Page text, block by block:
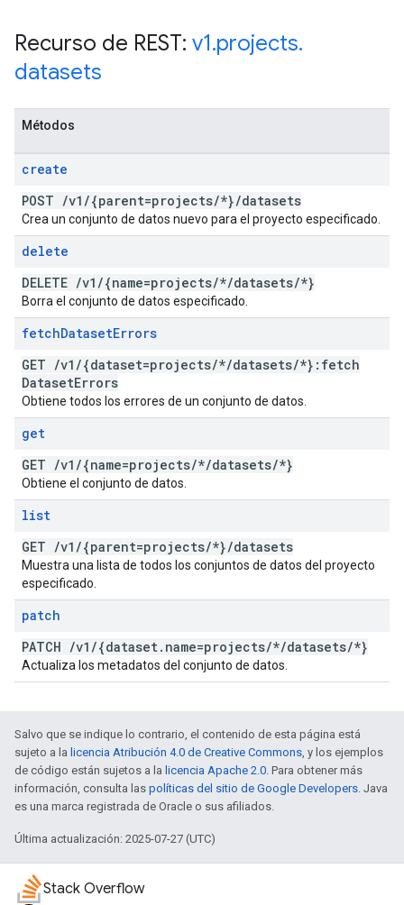
Recurso de REST: v1.projects.
datasets
Métodos
create
POST /v1 /{parent=projects/*}/datasets
Crea un conjunto de datos nuevo para el proyecto especificado.
delete
DELETE /v1 /{name=projects/*/datasets/*}
Borra el conjunto de datos especificado.
fetchDatasetErrors
GET /v1 /{dataset=projects/*/datasets/*}:fetch
DatasetErrors
Obtiene todos los errores de un conjunto de datos.
get
GET /v1 /{name=projects/*/datasets/*}
Obtiene el conjunto de datos.
list
GET /v1 /{parent=projects/*}/datasets
Muestra una lista de todos los conjuntos de datos del proyecto
especificado.
patch
PATCH /v1 /{dataset. name=projects/*/datasets/*}
Actualiza los metadatos del conjunto de datos.
Salvo que se indique lo contrario, el contenido de esta página está
sujeto a la licencia Atribución 4.0 de Creative Commons, y los ejemplos
de código están sujetos a la licencia Apache 2.0. Para obtener más
información, consulta las políticas del sitio de Google Developers. Java
es una marca registrada de Oracle o sus afiliados.
Última actualización: 2025-07-27 (UTC)
Stack Overflow